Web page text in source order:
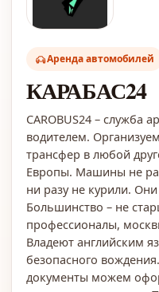
Аренда автомобилей
КАРАБАС24
CAROBUS24 – служба
водителем.
трансфер в любой
Европы. Машины не
ни разу не курили.
Большинство – не
профессионалы,
Владеют английским
безопасного
документы можем